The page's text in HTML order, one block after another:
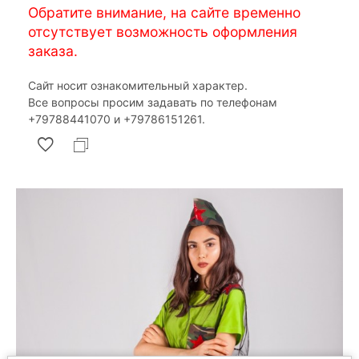
Обратите внимание, на сайте временно
отсутствует возможность оформления
заказа.
Сайт носит ознакомительный характер.
Все вопросы просим задавать по телефонам
‎+79788441070 и ‎+79786151261.